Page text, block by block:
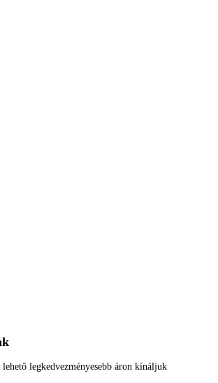
legkedvezményesebb áron kínáljuk